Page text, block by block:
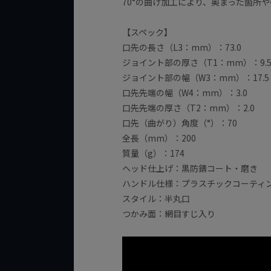
【スペック】
口先の長さ（L3：mm）：73.0
ジョイント部の厚さ（T1：mm）：9.5
ジョイント部の幅（W3：mm）：17.5
口先先端の幅（W4：mm）：3.0
口先先端の厚さ（T2：mm）：2.0
口先（曲がり）角度（°）：70
全長（mm）：200
質量（g）：174
ヘッド仕上げ：黒防錆コート・磨き
ハンドル仕様：プラスチックコーティ
スタイル：半丸口
つかみ面：網目すじ入り